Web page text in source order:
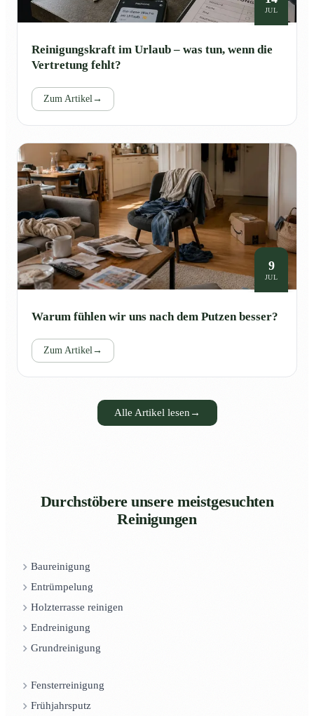
JUL
Reinigungskraft im Urlaub – was tun, wenn die
Vertretung fehlt?
Zum Artikel→
9
JUL
Warum fühlen wir uns nach dem Putzen besser?
Zum Artikel→
Alle Artikel lesen →
Durchstöbere unsere meistgesuchten
Reinigungen
Baureinigung
Entrümpelung
Holzterrasse reinigen
Endreinigung
Grundreinigung
Fensterreinigung
Frühjahrsputz